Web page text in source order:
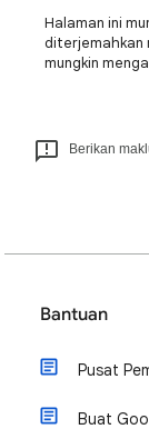
Halaman ini
diterjemahkan
mungkin
Berikan
Bantuan
Pusat
Buat